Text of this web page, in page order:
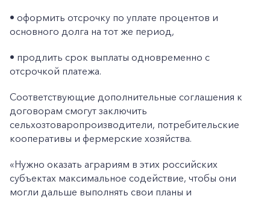
• оформить отсрочку по уплате процентов и
основного долга на тот же период,
• продлить срок выплаты одновременно с
отсрочкой платежа.
Соответствующие дополнительные соглашения к
договорам смогут заключить
сельхозтоваропроизводители, потребительские
кооперативы и фермерские хозяйства.
«Нужно оказать аграриям в этих российских
субъектах максимальное содействие, чтобы они
могли дальше выполнять свои планы и